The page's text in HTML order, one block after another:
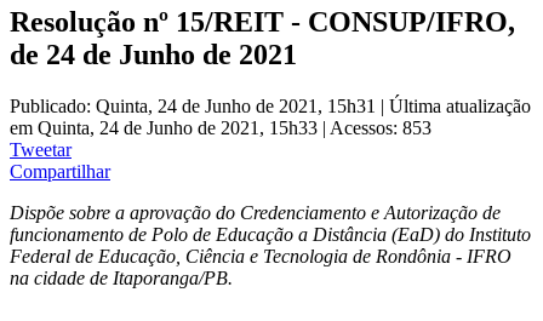
Resolução nº 15/REIT - CONSUP/IFRO,
de 24 de Junho de 2021
Publicado: Quinta, 24 de Junho de 2021, 15h31 | Última atualização
em Quinta, 24 de Junho de 2021, 15h33 | Acessos: 853
Tweetar
Compartilhar
Dispõe sobre a aprovação do Credenciamento e Autorização de
funcionamento de Polo de Educação a Distância (EaD) do Instituto
Federal de Educação, Ciência e Tecnologia de Rondônia - IFRO
na cidade de Itaporanga/PB.